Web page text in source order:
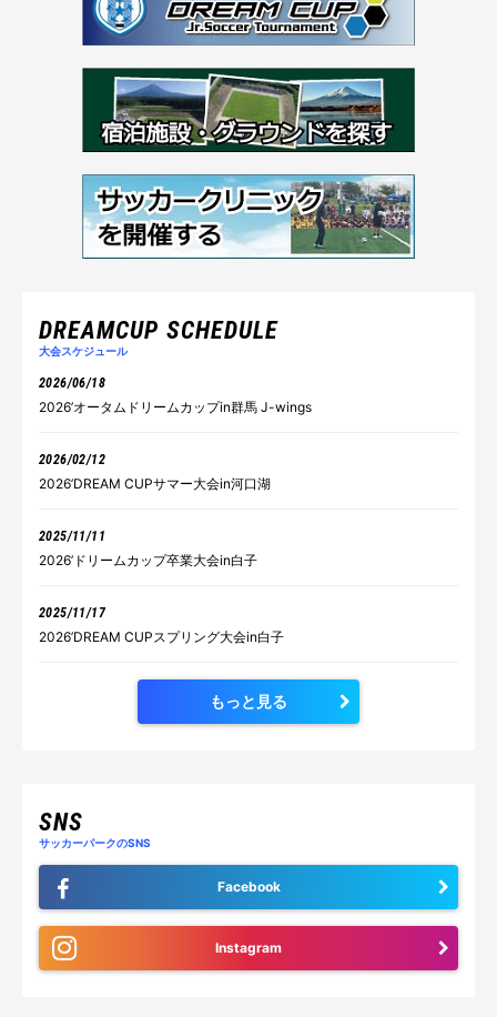
DREAMCUP SCHEDULE
大会スケジュール
2026/06/18
2026’オータムドリームカップin群馬 J-wings
2026/02/12
2026’DREAM CUPサマー大会in河口湖
2025/11/11
2026’ドリームカップ卒業大会in白子
2025/11/17
2026’DREAM CUPスプリング大会in白子
もっと見る
SNS
サッカーパークのSNS
Facebook
Instagram